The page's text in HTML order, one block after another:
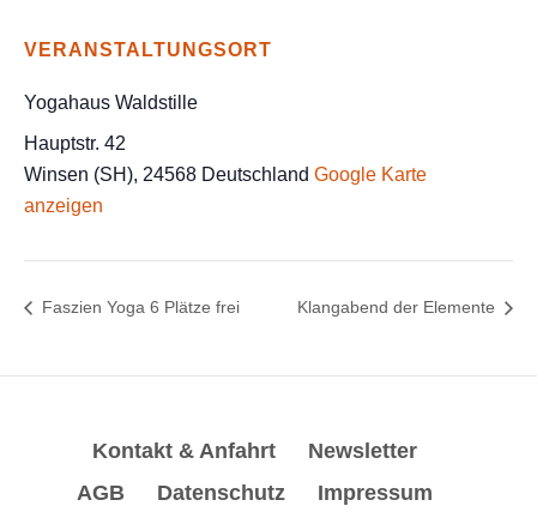
VERANSTALTUNGSORT
Yogahaus Waldstille
Hauptstr. 42
Winsen (SH), 24568 Deutschland Google Karte
anzeigen
Faszien Yoga 6 Plätze frei Klangabend der Elemente
Kontakt & Anfahrt
Newsletter
AGB
Datenschutz Impressum